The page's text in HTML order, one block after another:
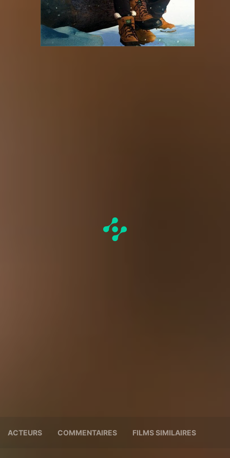
ACTEURS COMMENTAIRES FILMS SIMILAIRES